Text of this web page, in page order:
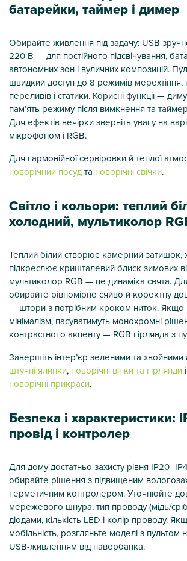
батарейки, таймер і димер
Обирайте живлення під задачу: USB
220 В — для постійного підсвічування,
автономних зон і вуличних композицій.
швидкий доступ до 8 режимів мерехтіння,
переливів і статики. Корисні функції —
пам’ять режиму після вимкнення та
Для ефектів вечірки зверніть увагу на
мікрофоном і RGB.
Для гармонійної сервіровки й теплої
новорічний посудта новорічні свічки.
Світло і кольори: теплий
холодний, мультиколор
Теплий білий створює камерний затишок,
підкреслює кришталевий блиск зимових
мультиколор RGB — це динаміка свята.
обирайте рівномірне сяйво й коректну
— штори з потрібним кроком ниток. Якщо
мінімалізм, пасуватимуть монохромні
контрастного акценту — RGB гірлянда з
Завершіть інтер’єр зеленими та
штучні ялинки, новорічні вінки та гірлянди і
новорічні прикраси.
Безпека і характеристики:
провід і контролер
Для дому достатньо захисту рівня
обирайте рішення з підвищеним
герметичним контролером. Уточнюйте
мережевого шнура, тип проводу (мідь/
діодами, кількість LED і колір проводу.
мобільність, розгляньте моделі з пультом
USB-живленням від павербанка.